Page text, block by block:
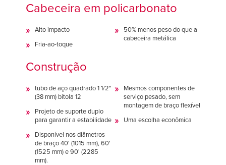
Cabeceira em policarbonato
Alto impacto
Fria-ao-toque
50% menos peso do que a
cabeceira metálica
Construção
tubo de aço quadrado 1 1/2"
(38 mm) bitola 12
Projeto de suporte duplo
para garantir a estabilidade
Disponível nos diâmetros
de braço 40' (1015 mm), 60'
(1525 mm) e 90' (2285
mm).
Mesmos componentes de
serviço pesado, sem
montagem de braço flexível
Uma escolha econômica